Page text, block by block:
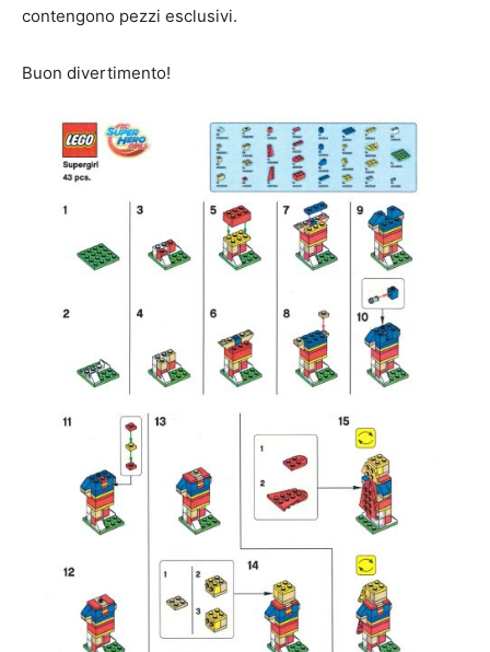
contengono pezzi esclusivi.
Buon divertimento!